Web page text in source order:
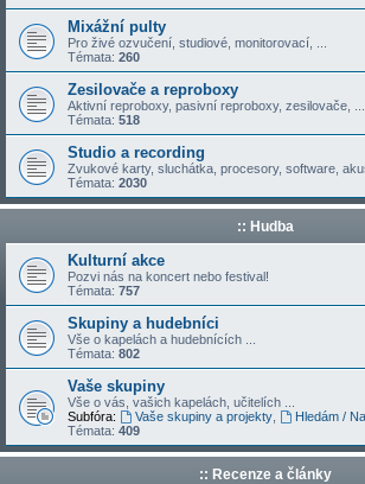
Mixážní pulty
Pro živé ozvučení, studiové, monitorovací, ...
Témata: 260
Zesilovače a reproboxy
Aktivní reproboxy, pasivní reproboxy, zesilovače, ...
Témata: 518
Studio a recording
Zvukové karty, sluchátka, procesory, software,
Témata: 2030
:: Hudba
Kulturní akce
Pozvi nás na koncert nebo festival!
Témata: 757
Skupiny a hudebníci
Vše o kapelách a hudebnících ...
Témata: 802
Vaše skupiny
Vše o vás, vašich kapelách, učitelích ...
Subfóra:
Vaše skupiny a projekty, Hledám /
Témata: 409
:: Recenze a články